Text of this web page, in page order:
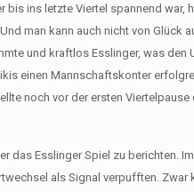
ins letzte Viertel spannend
man kann auch nicht von Glück
und kraftlos Esslinger, was den
einen Mannschaftskonter
noch vor der ersten
Esslinger Spiel zu berichten.
als Signal verpufften.